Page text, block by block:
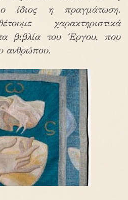
ίδιος η πραγμάτωση.
χαρακτηριστικά
βιβλία του ΄Έργου, που
ανθρώπου.